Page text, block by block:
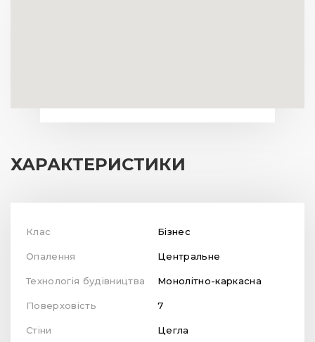
ХАРАКТЕРИСТИКИ
Клас Бізнес
Опалення Центральне
Технологія будівництва Монолітно-каркасна
Поверховість 7
Стіни Цегла